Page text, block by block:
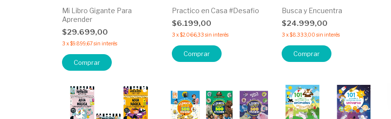
Mi Libro Gigante Para
Aprender
$29.699,00
3 x$9.899,67sin interés
Comprar
Practico en Casa #Desafio
$6.199,00
3 x$2.066,33 sin interés
Comprar
Busca y Encuentra
$24.999,00
3 x$8.333,00 sin interés
Comprar